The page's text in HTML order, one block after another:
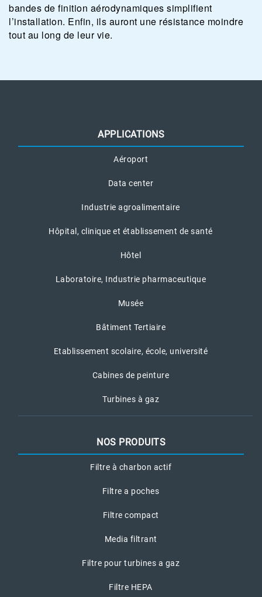
bandes de finition aérodynamiques simplifient
l’installation. Enfin, ils auront une résistance moindre
tout au long de leur vie.
APPLICATIONS
Aéroport
Data center
Industrie agroalimentaire
Hôpital, clinique et établissement de santé
Hôtel
Laboratoire, Industrie pharmaceutique
Musée
Bâtiment Tertiaire
Etablissement scolaire, école, université
Cabines de peinture
Turbines à gaz
NOS PRODUITS
Filtre à charbon actif
Filtre a poches
Filtre compact
Media filtrant
Filtre pour turbines a gaz
Filtre HEPA